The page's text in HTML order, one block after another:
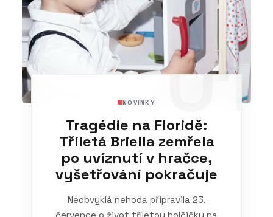
01
NOVINKY
Tragédie na Floridě:
Tříletá Briella zemřela
po uvíznutí v hračce,
vyšetřování pokračuje
Neobvyklá nehoda připravila 23.
července o život tříletou holčičku na